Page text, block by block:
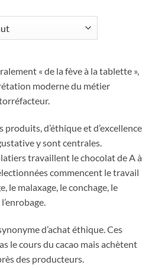
« de la fève à la tablette »,
moderne du métier
d’éthique et d’excellence
y sont centrales.
travaillent le chocolat de A à
commencent le travail
le malaxage, le conchage, le
d’achat éthique. Ces
le cours du cacao mais achètent
des producteurs.